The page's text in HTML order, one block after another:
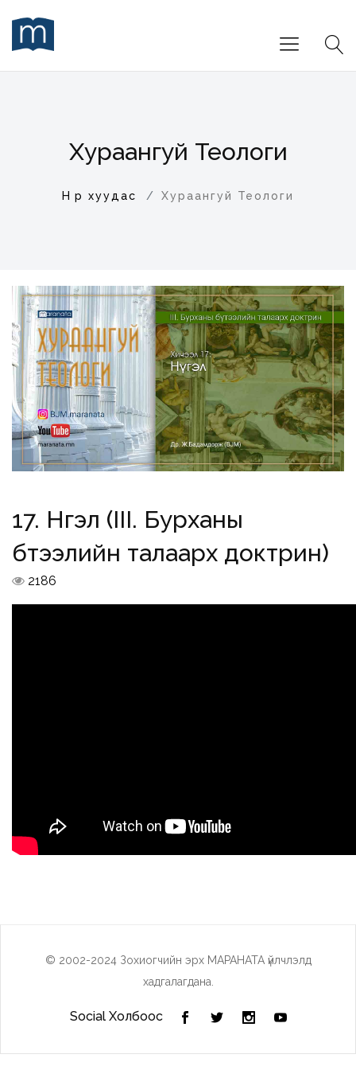
Хураангуй Теологи
Нүүр хуудас Хураангуй Теологи
17. Нүгэл (III. Бурханы
бүтээлийн талаарх доктрин)
2186
© 2002-2024 Зохиогчийн эрх МАРАНАТА үйлчлэлд
хадгалагдана.
Social Холбоос